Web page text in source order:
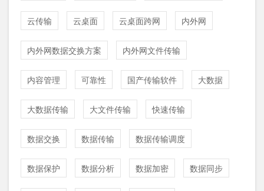
云传输 云桌面 云桌面跨网 内外网
内外网数据交换方案 内外网文件传输
内容管理 可靠性 国产传输软件 大数据
大数据传输 大文件传输 快速传输
数据交换 数据传输 数据传输调度
数据保护 数据分析 数据加密 数据同步